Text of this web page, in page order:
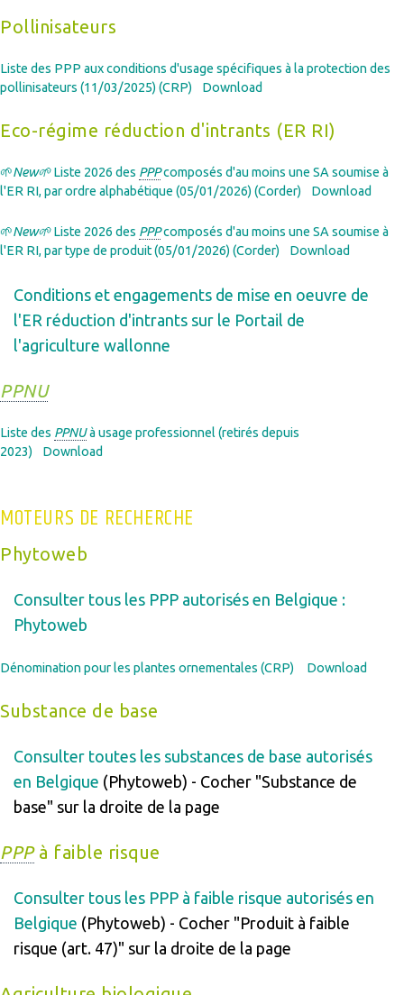
Pollinisateurs
Liste des PPP aux conditions d'usage spécifiques à la protection des
pollinisateurs (11/03/2025) (CRP)
Download
Eco-régime réduction d'intrants (ER RI)
🌱New🌱Liste 2026 des PPPcomposés d'au moins une SA soumise à
l'ER RI, par ordre alphabétique (05/01/2026) (Corder)
Download
🌱New🌱Liste 2026 des PPPcomposés d'au moins une SA soumise à
l'ER RI, par type de produit (05/01/2026) (Corder)
Download
Conditions et engagements de mise en oeuvre de
l'ER réduction d'intrants sur le Portail de
l'agriculture wallonne
PPNU
Liste des PPNUà usage professionnel (retirés depuis
2023)
Download
MOTEURS DE RECHERCHE
Phytoweb
Consulter tous les PPP autorisés en Belgique :
Phytoweb
Dénomination pour les plantes ornementales (CRP) Download
Substance de base
Consulter toutes les substances de base autorisés
en Belgique (Phytoweb) - Cocher "Substance de
base" sur la droite de la page
PPPà faible risque
Consulter tous les PPP à faible risque autorisés en
Belgique (Phytoweb) - Cocher "Produit à faible
risque (art. 47)" sur la droite de la page